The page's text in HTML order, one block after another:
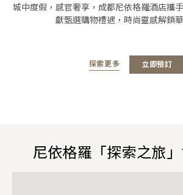
城中度假，感官奢享，成都尼依格羅酒店攜
獻甄選購物禮遇，時尚靈感解鎖
探索更多 立即預訂
尼依格羅「探索之旅